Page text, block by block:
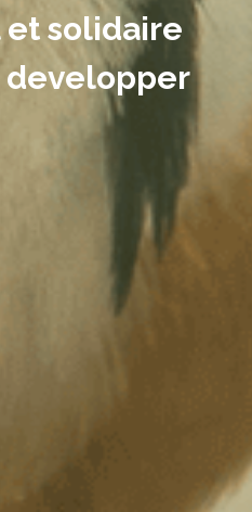
solidaire
developper